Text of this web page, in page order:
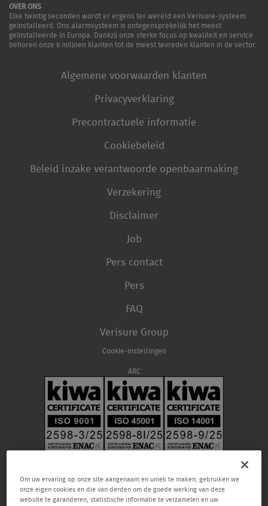
OVER ONS
Elke twintig seconden wordt er ergens ter wereld een Verisure-systeem
geïnstalleerd. Ons alarmsysteem is ontegensprekelijk het meest
geïnstalleerde in Europa. Dankzij onze sterke focus op kwaliteit en service
behoren onze 6 miljoen klanten tot de meest tevreden klanten in de sector.
Algemene voorwaarden klanten
Privacyverklaring
Precontractuele informatie
Cookiebeleid
Beleid inzake verantwoorde openbaarmaking
Verzekering
Disclaimer
Job
Pers contact
Pers
FAQ
Verisure Group
Cookie-instellingen
ARC
Om uw ervaring op onze site aangenaam en uniek te maken, gebruiken we
onze eigen cookies en die van derden om de goede werking van deze
website te garanderen, statistische informatie te verzamelen en uw